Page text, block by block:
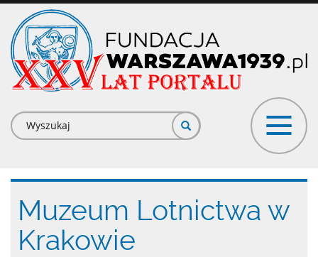
Przejdź
treści
Formularz
wyszukiwania
Muzeum Lotnictwa w
Krakowie